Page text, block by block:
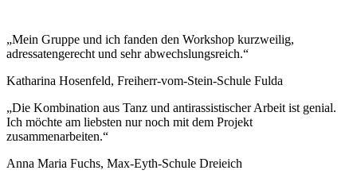
„Mein Gruppe und ich fanden den Workshop kurzweilig,
adressatengerecht und sehr abwechslungsreich.“
Katharina Hosenfeld, Freiherr-vom-Stein-Schule Fulda
„Die Kombination aus Tanz und antirassistischer Arbeit ist genial.
Ich möchte am liebsten nur noch mit dem Projekt
zusammenarbeiten.“
Anna Maria Fuchs, Max-Eyth-Schule Dreieich